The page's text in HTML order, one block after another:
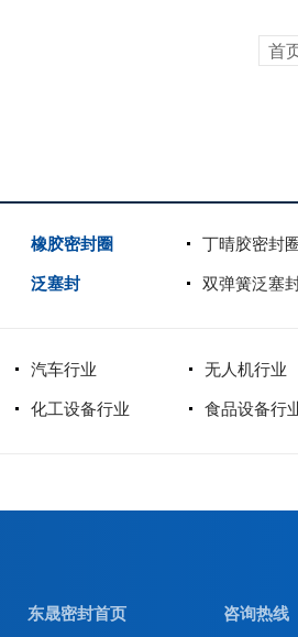
首
橡胶密封圈 丁晴胶密封
泛塞封 双弹簧泛塞
汽车行业 无人机行业
化工设备行业
食品设备行
东晟密封首页 咨询热线